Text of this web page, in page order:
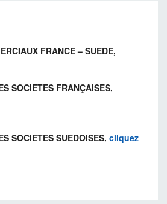
FRANCE – SUEDE,
SOCIETES FRANÇAISES,
SOCIETES SUEDOISES, cliquez